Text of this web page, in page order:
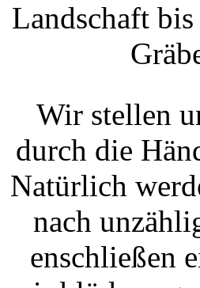
Landschaft
Wir stellen
durch die
Natürlich
nach
enschließen